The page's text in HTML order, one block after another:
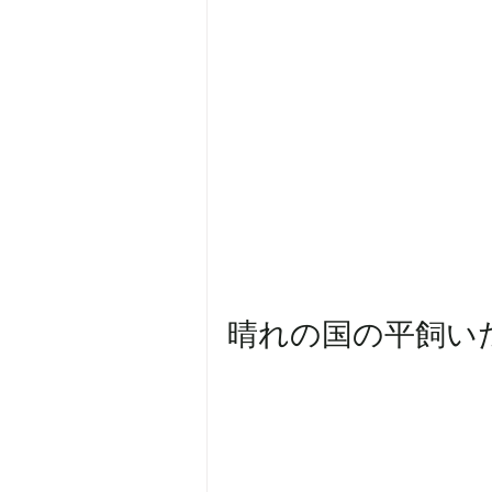
晴れの国の平飼い